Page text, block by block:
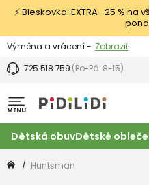
⚡ Bleskovka: EXTRA −25 % na
Výměna a vrácení - Zobrazit
Sleva 100 Kč na první nákup -
725 518 759 (Po-Pá: 8-15)
MENU
Dětská obuvDětské
Huntsman